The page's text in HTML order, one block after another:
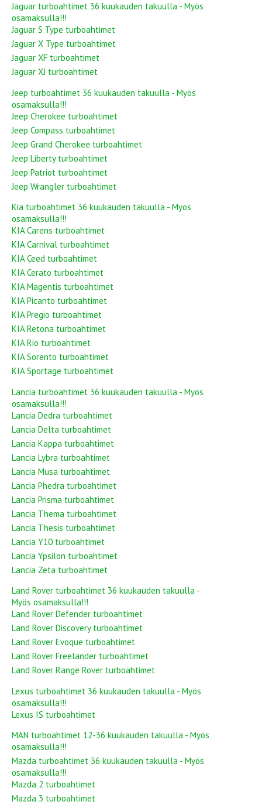
Jaguar turboahtimet 36 kuukauden takuulla - Myös
osamaksulla!!!
Jaguar S Type turboahtimet
Jaguar X Type turboahtimet
Jaguar XF turboahtimet
Jaguar XJ turboahtimet
Jeep turboahtimet 36 kuukauden takuulla - Myös
osamaksulla!!!
Jeep Cherokee turboahtimet
Jeep Compass turboahtimet
Jeep Grand Cherokee turboahtimet
Jeep Liberty turboahtimet
Jeep Patriot turboahtimet
Jeep Wrangler turboahtimet
Kia turboahtimet 36 kuukauden takuulla - Myös
osamaksulla!!!
KIA Carens turboahtimet
KIA Carnival turboahtimet
KIA Ceed turboahtimet
KIA Cerato turboahtimet
KIA Magentis turboahtimet
KIA Picanto turboahtimet
KIA Pregio turboahtimet
KIA Retona turboahtimet
KIA Rio turboahtimet
KIA Sorento turboahtimet
KIA Sportage turboahtimet
Lancia turboahtimet 36 kuukauden takuulla - Myös
osamaksulla!!!
Lancia Dedra turboahtimet
Lancia Delta turboahtimet
Lancia Kappa turboahtimet
Lancia Lybra turboahtimet
Lancia Musa turboahtimet
Lancia Phedra turboahtimet
Lancia Prisma turboahtimet
Lancia Thema turboahtimet
Lancia Thesis turboahtimet
Lancia Y10 turboahtimet
Lancia Ypsilon turboahtimet
Lancia Zeta turboahtimet
Land Rover turboahtimet 36 kuukauden takuulla -
Myös osamaksulla!!!
Land Rover Defender turboahtimet
Land Rover Discovery turboahtimet
Land Rover Evoque turboahtimet
Land Rover Freelander turboahtimet
Land Rover Range Rover turboahtimet
Lexus turboahtimet 36 kuukauden takuulla - Myös
osamaksulla!!!
Lexus IS turboahtimet
MAN turboahtimet 12-36 kuukauden takuulla - Myös
osamaksulla!!!
Mazda turboahtimet 36 kuukauden takuulla - Myös
osamaksulla!!!
Mazda 2 turboahtimet
Mazda 3 turboahtimet